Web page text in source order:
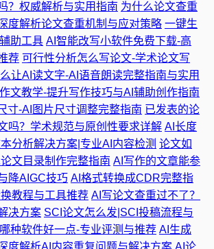
？权威解析与实用指南 为什么论文查重
度解析论文查重机制与应对策略 一键生
助工具 AI智能改写小软件免费下载-高
荐 可行性分析怎么写论文-学术论文写
让AI读文字-AI语音朗读完整指南与实用
文教学-提升写作技巧与AI辅助创作指南
寸-AI图片尺寸调整完整指南 已发表的论
吗？学术规范与原创性要求详解 AI长度
分析解决方案|专业AI内容检测 论文如
文目录制作完整指南 AI写作的文章能参
降AIGC技巧 AI格式转换成CDR完整指
教程与工具推荐 AI写论文查重过不了？
决方案 SCI论文怎么发|SCI投稿流程与
种软件好一点-专业评测与推荐 AI生成
度解析AI内容重复问题与解决方案 AI论